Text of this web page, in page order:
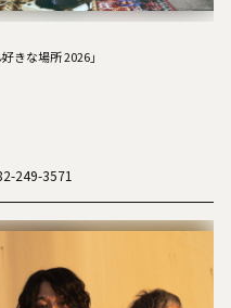
きな場所 2026」
249-3571